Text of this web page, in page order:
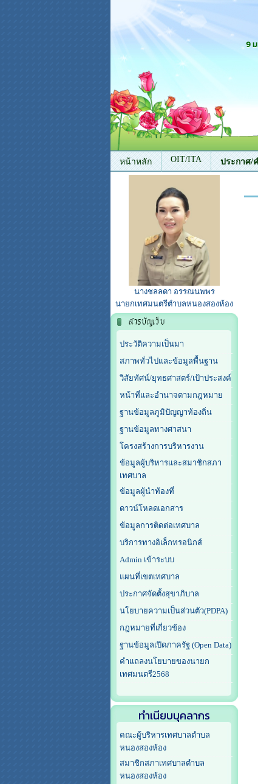
9
หน้าหลัก OIT/ITA ประกาศ/
ติดต่อเรา
นางชลลดา อรรณนพพร
นายกเทศมนตรีตำบลหนองสองห้อง
ประวัติความเป็นมา
สภาพทั่วไปและข้อมูลพื้นฐาน
วิสัยทัศน์/ยุทธศาสตร์/เป้าประสงค์
หน้าที่และอำนาจตามกฎหมาย
ฐานข้อมูลภูมิปัญญาท้องถิ่น
ฐานข้อมูลทางศาสนา
โครงสร้างการบริหารงาน
ข้อมูลผู้บริหารและสมาชิกสภา
เทศบาล
ข้อมูลผู้นำท้องที่
ดาวน์โหลดเอกสาร
ข้อมูลการติดต่อเทศบาล
บริการทางอิเล็กทรอนิกส์
Admin เข้าระบบ
แผนที่เขตเทศบาล
ประกาศจัดตั้งสุขาภิบาล
นโยบายความเป็นส่วนตัว(PDPA)
กฎหมายที่เกี่ยวข้อง
ฐานข้อมูลเปิดภาครัฐ (Open Data)
คำแถลงนโยบายของนายก
เทศมนตรี2568
ทำเนียบบุคลากร
คณะผู้บริหารเทศบาลตำบล
หนองสองห้อง
สมาชิกสภาเทศบาลตำบล
หนองสองห้อง